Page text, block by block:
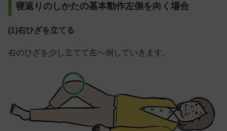
寝返りのしかたの基本動作左側を向く場合
(1)右ひざを立てる
右のひざを少し立てて左へ倒していきます。